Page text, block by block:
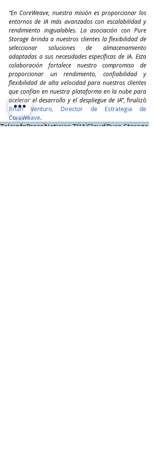
“En CoreWeave, nuestra misión es proporcionar los
entornos de IA más avanzados con escalabilidad y
rendimiento inigualables. La asociación con Pure
Storage brinda a nuestros clientes la flexibilidad de
seleccionar soluciones de almacenamiento
adaptadas a sus necesidades específicas de IA. Esta
colaboración fortalece nuestro compromiso de
proporcionar un rendimiento, confiabilidad y
flexibilidad de alta velocidad para nuestros clientes
que confían en nuestra plataforma en la nube para
acelerar el desarrollo y el despliegue de IA”
Brian Venturo, Director de Estrategia de
CoreWeave.
TeleinfoPressNoticias TIIACloudPure Storage